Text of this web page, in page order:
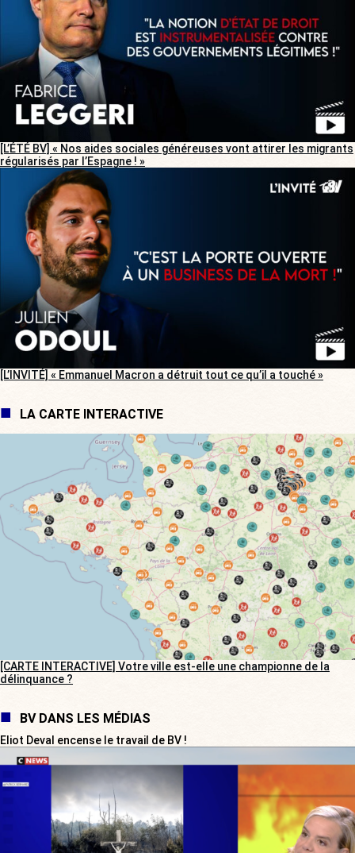
[L’ÉTÉ BV] « Nos aides sociales généreuses vont attirer les migrants
régularisés par l’Espagne ! »
[L’INVITÉ] « Emmanuel Macron a détruit tout ce qu’il a touché »
LA CARTE INTERACTIVE
[CARTE INTERACTIVE] Votre ville est-elle une championne de la
délinquance ?
BV DANS LES MÉDIAS
Eliot Deval encense le travail de BV !